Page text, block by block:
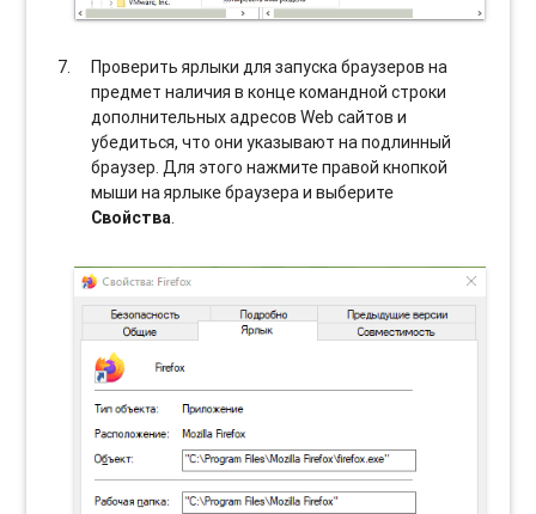
Проверить ярлыки для запуска браузеров на
предмет наличия в конце командной строки
дополнительных адресов Web сайтов и
убедиться, что они указывают на подлинный
браузер. Для этого нажмите правой кнопкой
мыши на ярлыке браузера и выберите
Свойства.